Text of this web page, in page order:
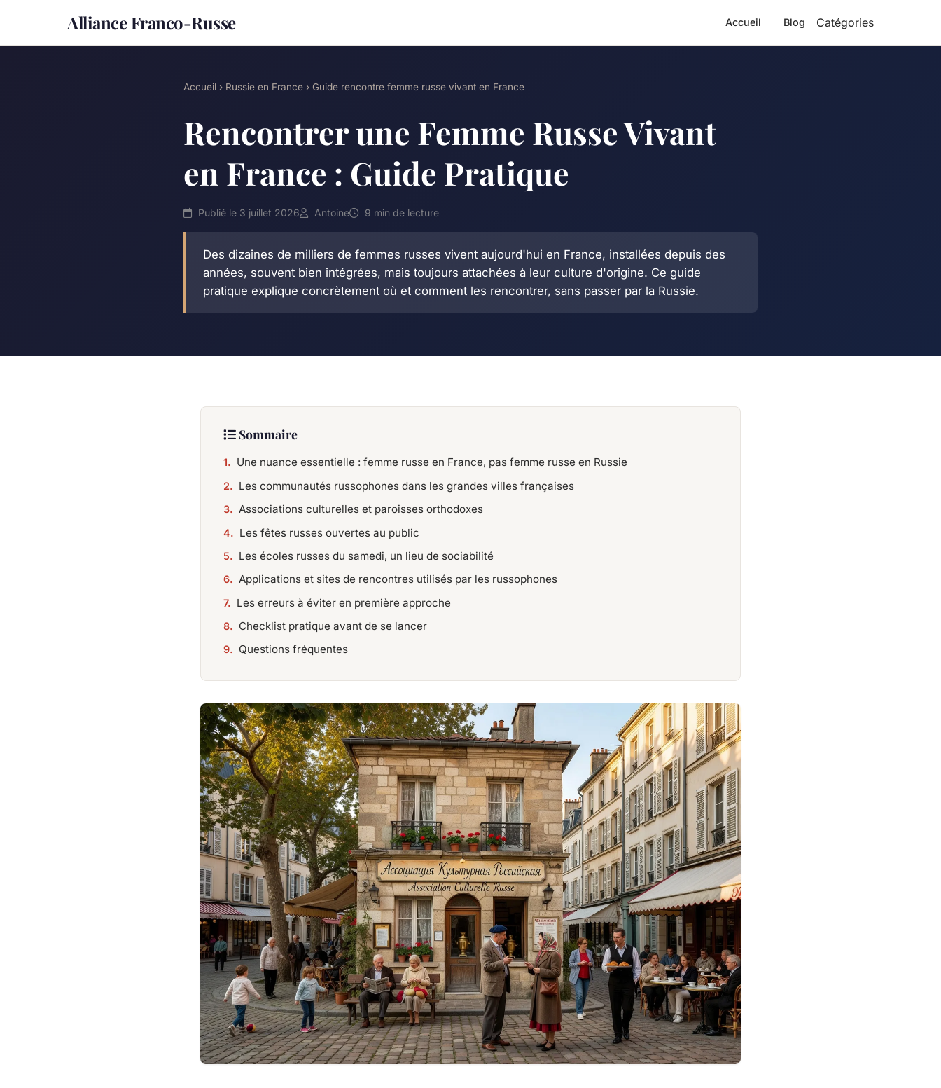
Alliance Franco-Russe Accueil Blog Catégories
Accueil › Russie en France › Guide rencontre femme russe vivant en France
Rencontrer une Femme Russe Vivant
en France : Guide Pratique
Publié le 3 juillet 2026 Antoine 9 min de lecture
Des dizaines de milliers de femmes russes vivent aujourd'hui en France, installées depuis des
années, souvent bien intégrées, mais toujours attachées à leur culture d'origine. Ce guide
pratique explique concrètement où et comment les rencontrer, sans passer par la Russie.
Sommaire
Une nuance essentielle : femme russe en France, pas femme russe en Russie
Les communautés russophones dans les grandes villes françaises
Associations culturelles et paroisses orthodoxes
Les fêtes russes ouvertes au public
Les écoles russes du samedi, un lieu de sociabilité
Applications et sites de rencontres utilisés par les russophones
Les erreurs à éviter en première approche
Checklist pratique avant de se lancer
Questions fréquentes